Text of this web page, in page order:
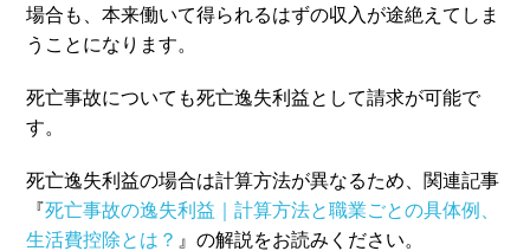
場合も、本来働いて得られるはずの収入が途絶えてしま
うことになります。
死亡事故についても死亡逸失利益として請求が可能で
す。
死亡逸失利益の場合は計算方法が異なるため、関連記事
『死亡事故の逸失利益｜計算方法と職業ごとの具体例、
生活費控除とは？ 』の解説をお読みください。